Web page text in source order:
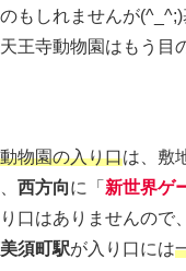
もしれませんが
王寺動物園はもう目
物園の入り口は、敷
西方向に「 新世界ゲ
口はありませんので
須町駅が入り口には